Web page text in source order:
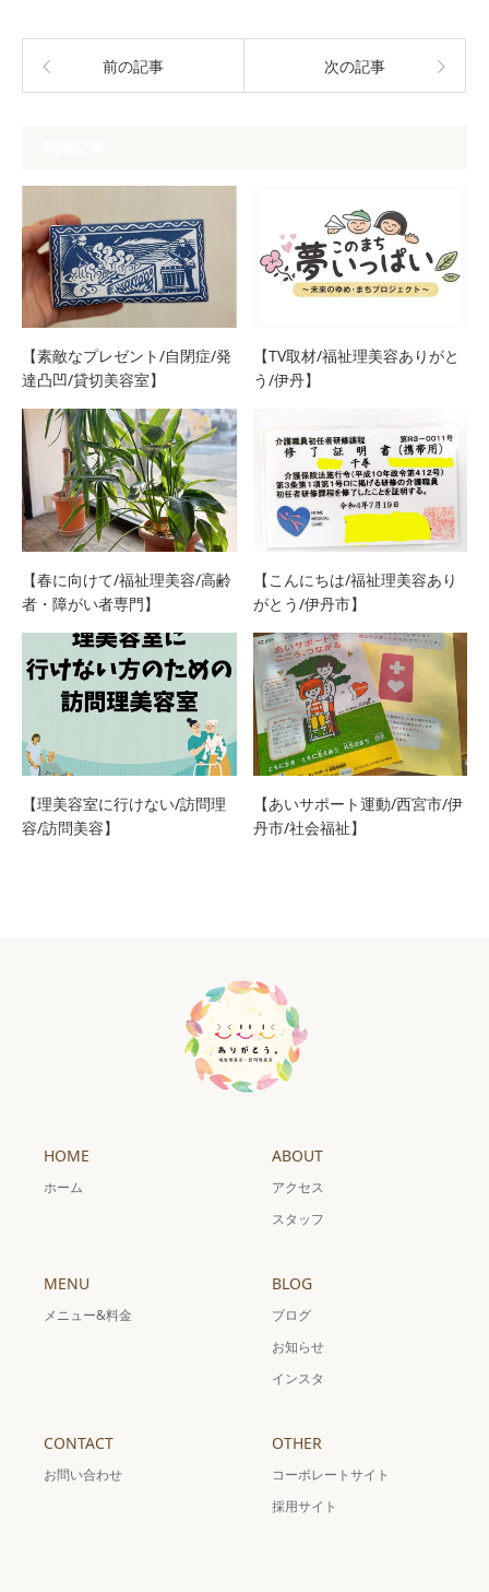
前の記事 次の記事
【素敵なプレゼント/自閉症/発
達凸凹/貸切美容室】
【TV取材/福祉理美容ありがと
う/伊丹】
【春に向けて/福祉理美容/高齢
者・障がい者専門】
【こんにちは/福祉理美容あり
がとう/伊丹市】
【理美容室に行けない/訪問理
容/訪問美容】
【あいサポート運動/西宮市/伊
丹市/社会福祉】
HOME
ホーム
ABOUT
アクセス
スタッフ
MENU
メニュー&料金
BLOG
ブログ
お知らせ
インスタ
CONTACT
お問い合わせ
OTHER
コーポレートサイト
採用サイト